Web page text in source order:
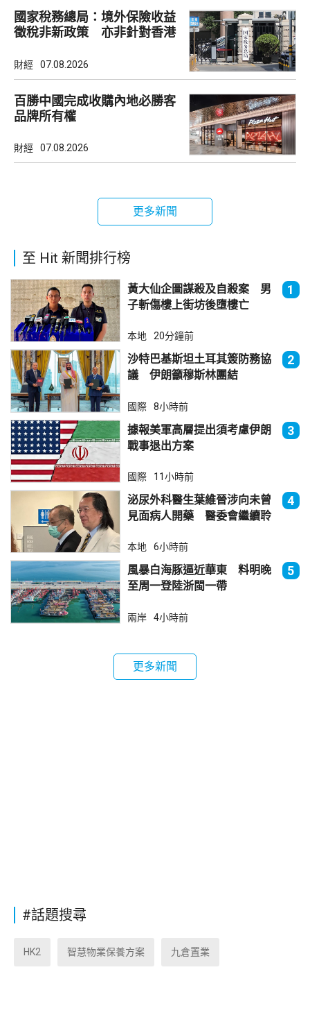
國家稅務總局：境外保險收益
徵稅非新政策 亦非針對香港
財經 07.08.2026
百勝中國完成收購內地必勝客
品牌所有權
財經 07.08.2026
更多新聞
至 Hit 新聞排行榜
黃大仙企圖謀殺及自殺案 男
子斬傷樓上街坊後墮樓亡
1
本地 20分鐘前
沙特巴基斯坦土耳其簽防務協
議 伊朗籲穆斯林團結
2
國際 8小時前
據報美軍高層提出須考慮伊朗
戰事退出方案
3
國際 11小時前
泌尿外科醫生葉維晉涉向未曾
見面病人開藥 醫委會繼續聆
4
本地 6小時前
風暴白海豚逼近華東 料明晚
至周一登陸浙閩一帶
5
兩岸 4小時前
更多新聞
#話題搜尋
HK2 智慧物業保養方案 九倉置業